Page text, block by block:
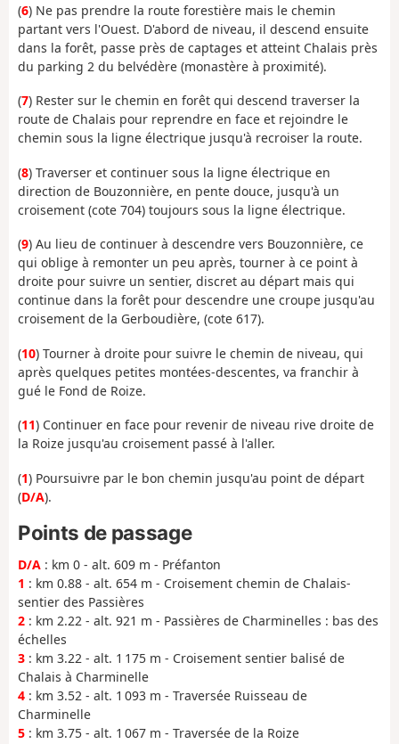
(6) Ne pas prendre la route forestière mais le chemin
partant vers l'Ouest. D'abord de niveau, il descend ensuite
dans la forêt, passe près de captages et atteint Chalais près
du parking 2 du belvédère (monastère à proximité).
(7) Rester sur le chemin en forêt qui descend traverser la
route de Chalais pour reprendre en face et rejoindre le
chemin sous la ligne électrique jusqu'à recroiser la route.
(8) Traverser et continuer sous la ligne électrique en
direction de Bouzonnière, en pente douce, jusqu'à un
croisement (cote 704) toujours sous la ligne électrique.
(9) Au lieu de continuer à descendre vers Bouzonnière, ce
qui oblige à remonter un peu après, tourner à ce point à
droite pour suivre un sentier, discret au départ mais qui
continue dans la forêt pour descendre une croupe jusqu'au
croisement de la Gerboudière, (cote 617).
(10) Tourner à droite pour suivre le chemin de niveau, qui
après quelques petites montées-descentes, va franchir à
gué le Fond de Roize.
(11) Continuer en face pour revenir de niveau rive droite de
la Roize jusqu'au croisement passé à l'aller.
(1) Poursuivre par le bon chemin jusqu'au point de départ
(D/A).
Points de passage
D/A : km 0 - alt. 609 m - Préfanton
1 : km 0.88 - alt. 654 m - Croisement chemin de Chalais-
sentier des Passières
2 : km 2.22 - alt. 921 m - Passières de Charminelles : bas des
échelles
3 : km 3.22 - alt. 1 175 m - Croisement sentier balisé de
Chalais à Charminelle
4 : km 3.52 - alt. 1 093 m - Traversée Ruisseau de
Charminelle
5 : km 3.75 - alt. 1 067 m - Traversée de la Roize